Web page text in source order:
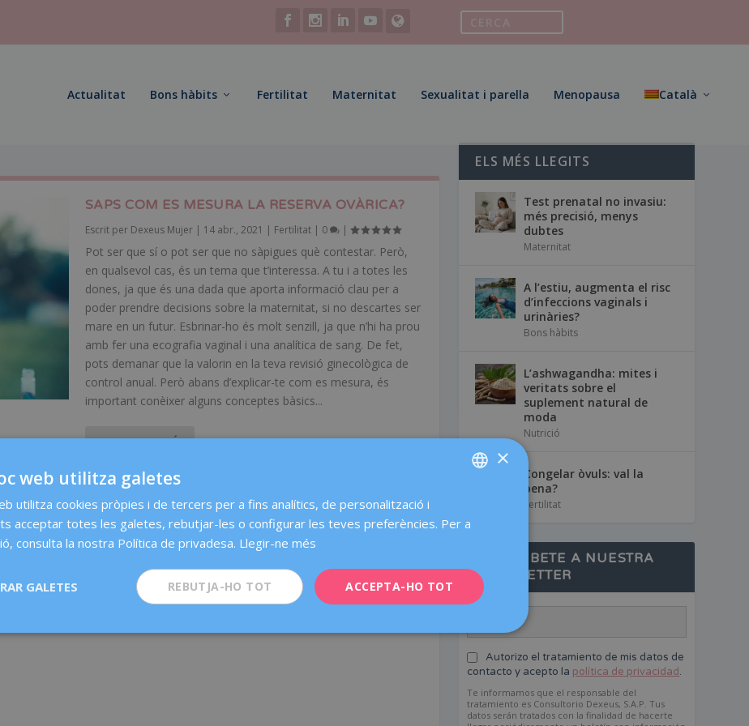
Actualitat Bons hàbits Fertilitat Maternitat Sexualitat i parella Menopausa Català
SAPS COM ES MESURA LA RESERVA OVÀRICA?
Escrit per Dexeus Mujer| 14 abr., 2021 | Fertilitat| 0 |
Pot ser que sí o pot ser que no sàpigues què contestar. Però,
en qualsevol cas, és un tema que t’interessa. A tu i a totes les
dones, ja que és una dada que aporta informació clau per a
poder prendre decisions sobre la maternitat, si no descartes ser
mare en un futur. Esbrinar-ho és molt senzill, ja que n’hi ha prou
amb fer una ecografia vaginal i una analítica de sang. De fet,
pots demanar que la valorin en la teva revisió ginecològica de
control anual. Però abans d’explicar-te com es mesura, és
important conèixer alguns conceptes bàsics...
LLEGEIX-NE MÉS
ELS MÉS LLEGITS
Test prenatal no invasiu:
més precisió, menys
dubtes
Maternitat
A l’estiu, augmenta el risc
d’infeccions vaginals i
urinàries?
Bons hàbits
L’ashwagandha: mites i
veritats sobre el
suplement natural de
moda
Nutrició
Congelar òvuls: val la
pena?
Fertilitat
SUSCRÍBETE A NUESTRA
NEWSLETTER
Autorizo el tratamiento de mis datos de
contacto y acepto la política de privacidad.
Te informamos que el responsable del
tratamiento es Consultorio Dexeus, S.A.P. Tus
datos serán tratados con la finalidad de hacerte
CATALÀ
FRENCH
ITALIANO
ESPAÑOL
×
web utilitza galetes
utilitza cookies pròpies i de tercers per a fins analítics, de personalització i
acceptar totes les galetes, rebutjar-les o configurar les teves preferències. Per a
consulta la nostra Política de privadesa. Llegir-ne més
ACCEPTA-HO TOT
REBUTJA-HO TOT
GALETES